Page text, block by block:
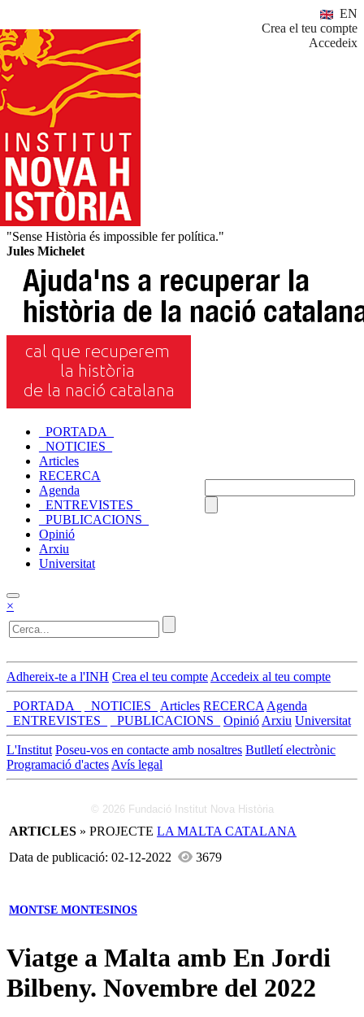
EN
Crea el teu compte
Accedeix
"Sense Història és impossible fer política."
Jules Michelet
_PORTADA_
_NOTICIES_
Articles
RECERCA
Agenda
_ENTREVISTES_
_PUBLICACIONS_
Opinió
Arxiu
Universitat
×
Adhereix-te a l'INH Crea el teu compte Accedeix al teu compte
_PORTADA_ _NOTICIES_ Articles RECERCA Agenda
_ENTREVISTES_
_PUBLICACIONS_ Opinió Arxiu Universitat
L'Institut Poseu-vos en contacte amb nosaltres Butlletí electrònic
Programació d'actes Avís legal
© 2026 Fundació Institut Nova Història
ARTICLES » PROJECTE LA MALTA CATALANA
Data de publicació: 02-12-2022
3679
MONTSE MONTESINOS
Viatge a Malta amb En Jordi
Bilbeny. Novembre del 2022